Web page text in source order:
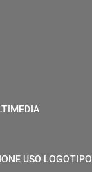
USO LOGOTIPO